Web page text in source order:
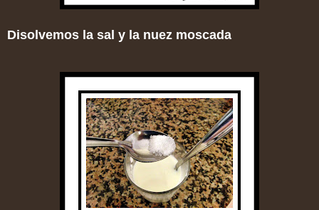
Disolvemos la sal y la nuez moscada